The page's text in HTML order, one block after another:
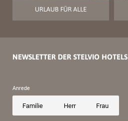
URLAUB FÜR ALLE
NEWSLETTER DER STELVIO HOTELS